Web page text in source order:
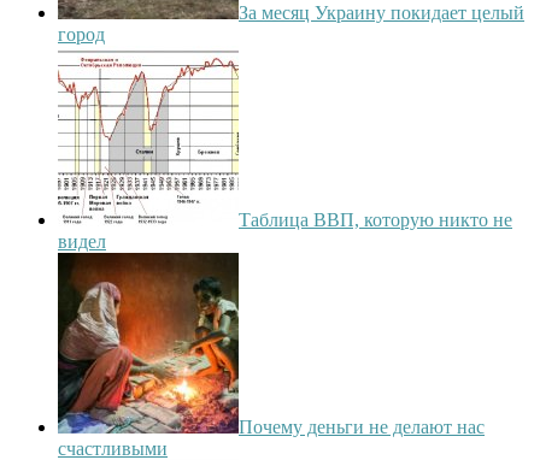
За месяц Украину покидает целый
город
Таблица ВВП, которую никто не
видел
Почему деньги не делают нас
счастливыми